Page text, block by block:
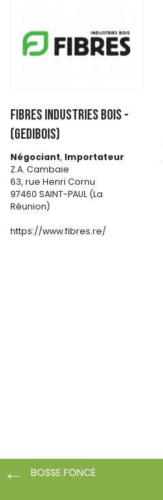
FIBRES INDUSTRIES BOIS -
(GEDIBOIS)
Négociant, Importateur
Z.A. Cambaie
63, rue Henri Cornu
97460 SAINT-PAUL (La
Réunion)
https://www.fibres.re/
BOSSE FONCÉ